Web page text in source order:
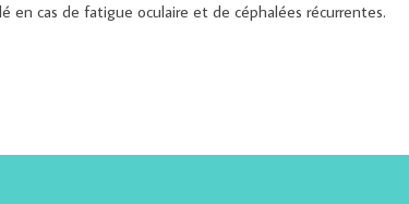
en cas de fatigue oculaire et de céphalées récurrentes.